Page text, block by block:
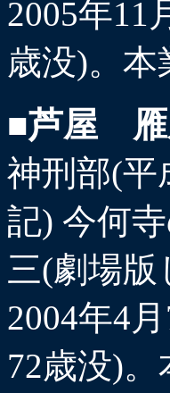
2005年11
歳没)。
■芦屋 雁
神刑部(平
記) 今何
三(劇場
2004年4
72歳没)